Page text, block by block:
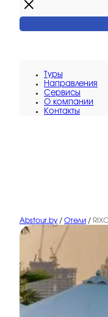
Туры
Направления
Сервисы
O компании
Контакты
Abstour.by / Отели /